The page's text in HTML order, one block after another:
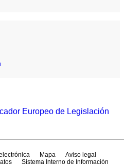
Europeo de Legislación
Mapa
Aviso legal
Sistema Interno de Información